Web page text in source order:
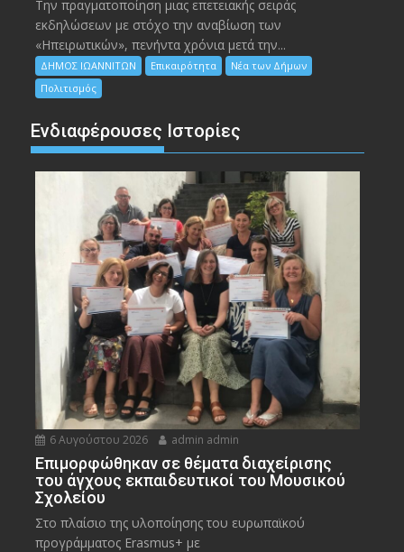
Την πραγματοποίηση μιας επετειακής σειράς
εκδηλώσεων με στόχο την αναβίωση των
«Ηπειρωτικών», πενήντα χρόνια μετά την...
ΔΗΜΟΣ ΙΩΑΝΝΙΤΩΝ Επικαιρότητα
Νέα των Δήμων
Πολιτισμός
Ενδιαφέρουσες Ιστορίες
6 Αυγούστου 2026 admin admin
Eπιμορφώθηκαν σε θέματα διαχείρισης
του άγχους εκπαιδευτικοί του Μουσικού
Σχολείου
Στο πλαίσιο της υλοποίησης του ευρωπαϊκού
προγράμματος Erasmus+ με